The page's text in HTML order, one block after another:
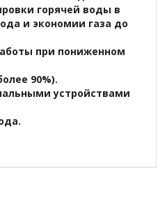
горячей воды в
и экономии газа до
при пониженном
90%).
устройствами